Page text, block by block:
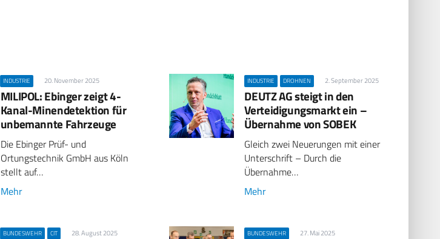
INDUSTRIE 20. November 2025
MILIPOL: Ebinger zeigt 4-
Kanal-Minendetektion für
unbemannte Fahrzeuge
Die Ebinger Prüf- und
Ortungstechnik GmbH aus Köln
stellt auf…
Mehr
INDUSTRIE DROHNEN 2. September 2025
DEUTZ AG steigt in den
Verteidigungsmarkt ein –
Übernahme von SOBEK
Gleich zwei Neuerungen mit einer
Unterschrift – Durch die
Übernahme…
Mehr
BUNDESWEHR CIT 28. August 2025 BUNDESWEHR 27. Mai 2025